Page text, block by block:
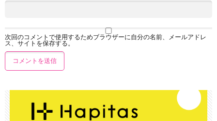
次回のコメントで使用するためブラウザーに自分の名前、メールアドレ
ス、サイトを保存する。